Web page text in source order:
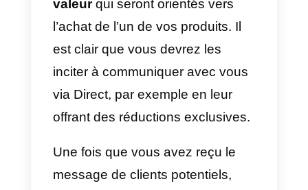
clients potentiels.
Un aspect important à prendre en
compte estle choix des
témoignages sur les produits
ou services.
Il suffira d’étudier
avec parcimonie une stratégie de